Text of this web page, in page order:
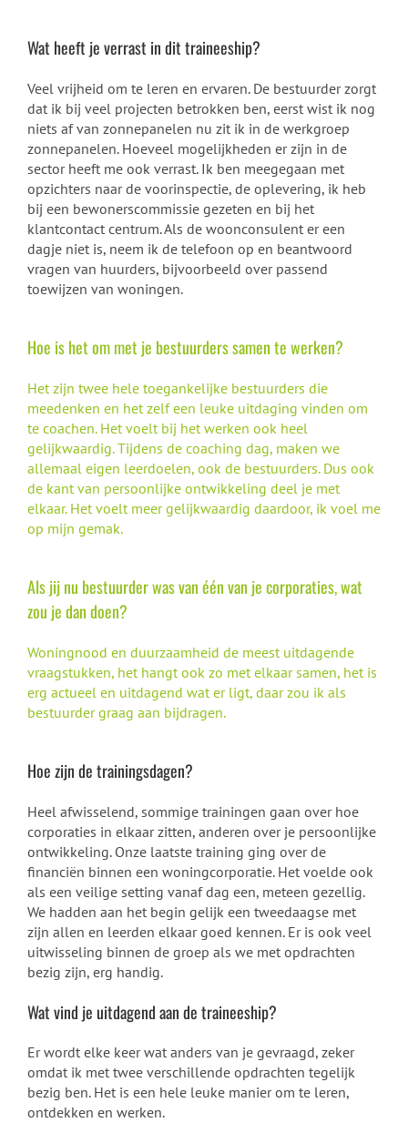
Wat heeft je verrast in dit traineeship?
Veel vrijheid om te leren en ervaren. De bestuurder zorgt
dat ik bij veel projecten betrokken ben, eerst wist ik nog
niets af van zonnepanelen nu zit ik in de werkgroep
zonnepanelen. Hoeveel mogelijkheden er zijn in de
sector heeft me ook verrast. Ik ben meegegaan met
opzichters naar de voorinspectie, de oplevering, ik heb
bij een bewonerscommissie gezeten en bij het
klantcontact centrum. Als de woonconsulent er een
dagje niet is, neem ik de telefoon op en beantwoord
vragen van huurders, bijvoorbeeld over passend
toewijzen van woningen.
Hoe is het om met je bestuurders samen te werken?
Het zijn twee hele toegankelijke bestuurders die
meedenken en het zelf een leuke uitdaging vinden om
te coachen. Het voelt bij het werken ook heel
gelijkwaardig. Tijdens de coaching dag, maken we
allemaal eigen leerdoelen, ook de bestuurders. Dus ook
de kant van persoonlijke ontwikkeling deel je met
elkaar. Het voelt meer gelijkwaardig daardoor, ik voel me
op mijn gemak.
Als jij nu bestuurder was van één van je corporaties, wat
zou je dan doen?
Woningnood en duurzaamheid de meest uitdagende
vraagstukken, het hangt ook zo met elkaar samen, het is
erg actueel en uitdagend wat er ligt, daar zou ik als
bestuurder graag aan bijdragen.
Hoe zijn de trainingsdagen?
Heel afwisselend, sommige trainingen gaan over hoe
corporaties in elkaar zitten, anderen over je persoonlijke
ontwikkeling. Onze laatste training ging over de
financiën binnen een woningcorporatie. Het voelde ook
als een veilige setting vanaf dag een, meteen gezellig.
We hadden aan het begin gelijk een tweedaagse met
zijn allen en leerden elkaar goed kennen. Er is ook veel
uitwisseling binnen de groep als we met opdrachten
bezig zijn, erg handig.
Wat vind je uitdagend aan de traineeship?
Er wordt elke keer wat anders van je gevraagd, zeker
omdat ik met twee verschillende opdrachten tegelijk
bezig ben. Het is een hele leuke manier om te leren,
ontdekken en werken.